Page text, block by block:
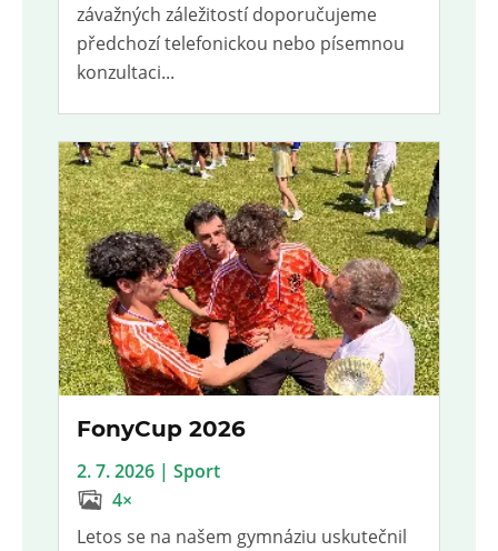
závažných záležitostí doporučujeme
předchozí telefonickou nebo písemnou
konzultaci...
FonyCup 2026
2. 7. 2026 | Sport
4×
Letos se na našem gymnáziu uskutečnil